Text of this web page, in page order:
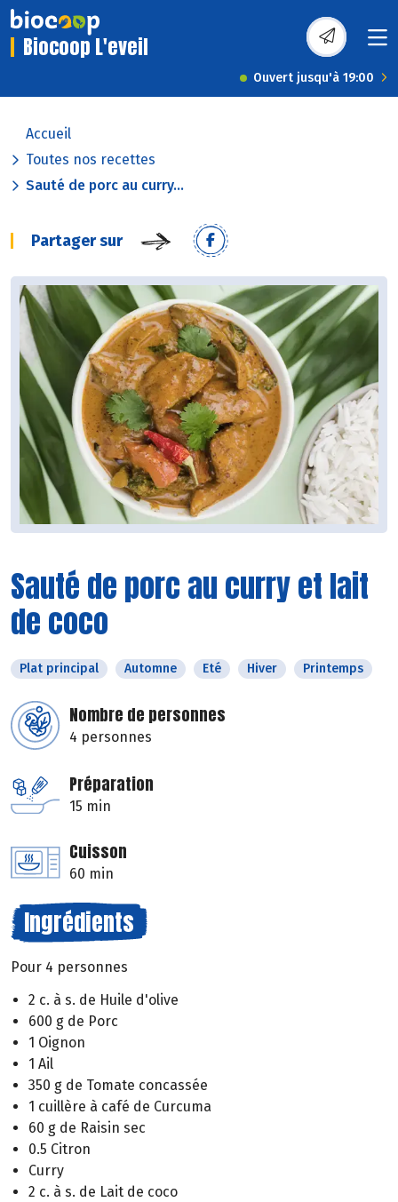
Biocoop L'eveil
Ouvert jusqu'à 19:00
Accueil
Toutes nos recettes
Sauté de porc au curry...
Partager sur
Sauté de porc au curry et lait
de coco
Plat principal Automne Eté Hiver Printemps
Nombre de personnes
4 personnes
Préparation
15 min
Cuisson
60 min
Ingrédients
Pour 4 personnes
2 c. à s. de Huile d'olive
600 g de Porc
1 Oignon
1 Ail
350 g de Tomate concassée
1 cuillère à café de Curcuma
60 g de Raisin sec
0.5 Citron
Curry
2 c. à s. de Lait de coco